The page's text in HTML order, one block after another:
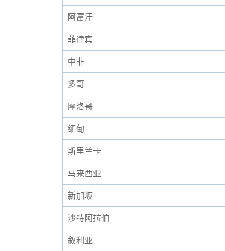
阿富汗
菲律宾
中非
多哥
摩洛哥
缅甸
斯里兰卡
马来西亚
新加坡
沙特阿拉伯
叙利亚